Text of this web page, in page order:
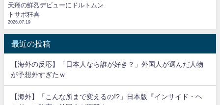
天翔の鮮烈デビューにドルトムン
トサポ狂喜
2026.07.19
最近の投稿
【海外の反応】「日本人なら誰が好き？」外国人が選んだ人物
が予想外すぎたｗ
【海外】「こんな所まで変えるの!?」日本版『インサイド・ヘ